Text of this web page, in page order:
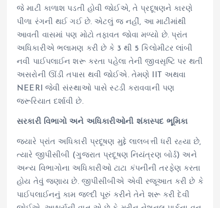
જે માટી કાળાશ પડતી હોવી જોઈએ, તે પ્રદૂષણને કારણે
પીળા રંગની થઈ ગઈ છે. એટલું જ નહીં, આ માટીમાંથી
આવતી વાસમાં પણ મોટો તફાવત જોવા મળ્યો છે. પ્રાંત
અધિકારીએ ભલામણ કરી છે કે 3 થી 5 કિલોમીટર લાંબી
નવી પાઈપલાઈન શરૂ કરતા પહેલા તેની જીવસૃષ્ટિ પર થતી
અસરોની ઊંડી તપાસ થવી જોઈએ. તેમણે IIT અથવા
NEERI જેવી સંસ્થાઓ પાસે સ્ટડી કરાવવાની પણ
જરૂરિયાત દર્શાવી છે.
સરકારી વિભાગો અને અધિકારીઓની શંકાસ્પદ ભૂમિકા
જ્યારે પ્રાંત અધિકારી પ્રદૂષણ મુદ્દે લાલબત્તી ધરી રહ્યા છે,
ત્યારે જીપીસીબી (ગુજરાત પ્રદૂષણ નિયંત્રણ બોર્ડ) અને
અન્ય વિભાગોના અધિકારીઓ ટાટા કંપનીની તરફેણ કરતા
હોય તેવું જણાય છે. જીપીસીબીએ એવી રજૂઆત કરી છે કે
પાઈપલાઈનનું કામ જલ્દી પૂરું કરીને તેને શરૂ કરી દેવી